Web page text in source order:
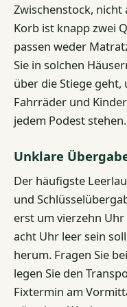
Zwischenstock,
Korb ist knapp zwei
passen weder
Sie in solchen
über die Stiege
Fahrräder und
jedem Podest stehen.
Unklare
Der häufigste
und
erst um vierzehn
acht Uhr leer sein
herum. Fragen Sie
legen Sie den
Fixtermin am